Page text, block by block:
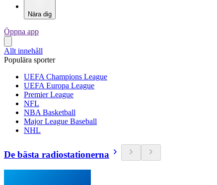
Nära dig
Öppna app
Allt innehåll
Populära sporter
UEFA Champions League
UEFA Europa League
Premier League
NFL
NBA Basketball
Major League Baseball
NHL
De bästa radiostationerna